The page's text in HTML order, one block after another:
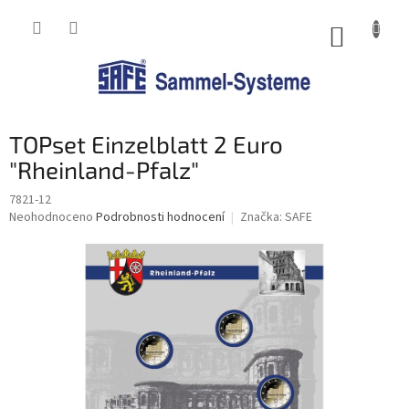
TOPset Einzelblatt 2 Euro
"Rheinland-Pfalz"
7821-12
Průměrné
Neohodnoceno Podrobnosti hodnocení Značka: SAFE